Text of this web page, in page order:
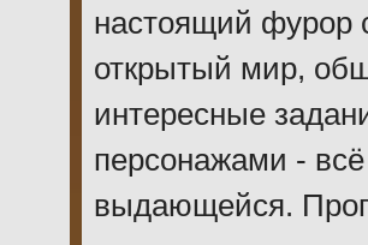
настоящий фурор
открытый мир,
интересные
персонажами - всё
выдающейся.